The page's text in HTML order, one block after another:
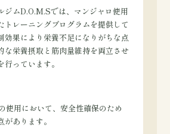
ジムD.O.M.Sでは、マンジャロ使用
トレーニングプログラムを提供して
効果により栄養不足になりがちな点
な栄養摂取と筋肉量維持を両立させ
っています。
使用において、安全性確保のため
あります。